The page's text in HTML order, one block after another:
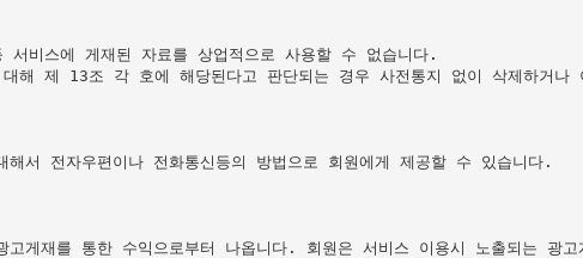
비스에 게재된 자료를 상업적으로 사용할 수 없습니다.
제 13조 각 호에 해당된다고 판단되는 경우 사전통지 없이 삭제하거나
서 전자우편이나 전화통신등의 방법으로 회원에게 제공할 수 있습니다.
게재를 통한 수익으로부터 나옵니다. 회원은 서비스 이용시 노출되는 광고